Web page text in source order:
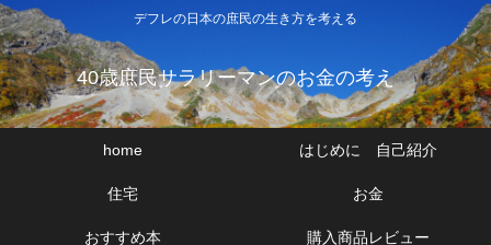
デフレの日本の庶民の生き方を考える
40歳庶民サラリーマンのお金の考え
home はじめに 自己紹介
住宅 お金
おすすめ本 購入商品レビュー